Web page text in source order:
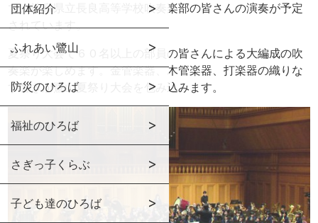
団体紹介
ふれあい鷺山
防災のひろば
福祉のひろば
さぎっ子くらぶ
子ども達のひろば
で、岐阜県立長良高等学校吹奏楽部の皆さんの演奏が予定
されています。
夏祭り大会で６０名以上の部員の皆さんによる大編成の吹
奏楽が楽しめます。金管楽器、木管楽器、打楽器の織りな
す響きが鷺山夏祭り大会を包み込みます。